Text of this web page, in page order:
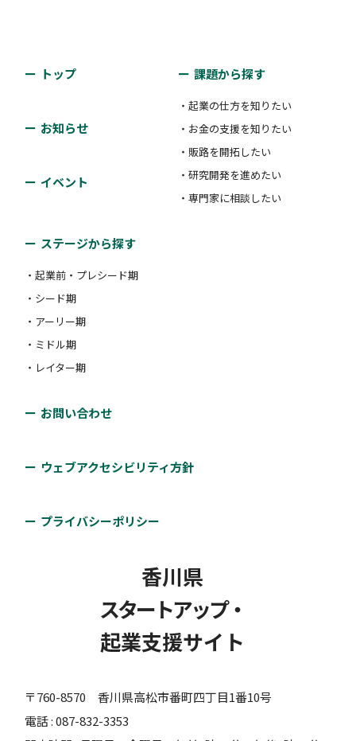
トップ
お知らせ
イベント
課題から探す
・起業の仕方を知りたい
・お金の支援を知りたい
・販路を開拓したい
・研究開発を進めたい
・専門家に相談したい
ステージから探す
・起業前・プレシード期
・シード期
・アーリー期
・ミドル期
・レイター期
お問い合わせ
ウェブアクセシビリティ方針
プライバシーポリシー
香川県
スタートアップ・
起業支援サイト
〒760-8570 香川県高松市番町四丁目1番10号
電話 : 087-832-3353